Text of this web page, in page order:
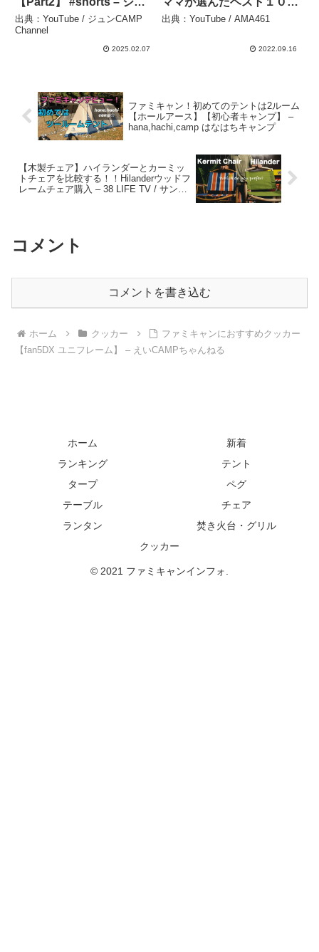
ンCAMP Channel
出典：YouTube / ジュンCAMP
Channel
2025.02.07
ファミキャン２年目 –
出典：YouTube / AMA461
2022.09.16
ファミキャン！初めてのテントは2ルーム
【ホールアース】【初心者キャンプ】 –
hana,hachi,camp はなはちキャンプ
【木製チェア】ハイランダーとカーミッ
トチェアを比較する！！Hilanderウッドフ
レームチェア購入 – 38 LIFE TV / サンパ
コメント
コメントを書き込む
ホーム クッカー
ファミキャンにおすすめクッカー
【fan5DX ユニフレーム】 – えいCAMPちゃんねる
ホーム
新着
ランキング
テント
タープ
ペグ
テーブル
チェア
ランタン
焚き火台・グリル
クッカー
© 2021 ファミキャンインフォ.